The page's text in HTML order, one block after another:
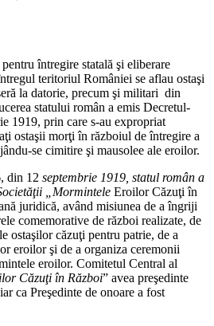
întregire statală şi eliberare
teritoriul României se aflau ostaşi
la datorie, precum şi militari din
statului român a emis Decretul-
1919, prin care s-au expropriat
ostaşii morţi în războiul de întregire a
se cimitire şi mausolee ale eroilor.
din 12 septembrie 1919, statul român a
„Mormintele Eroilor Căzuţi în
juridică, având misiunea de a îngriji
comemorative de război realizate, de
ostaşilor căzuţi pentru patrie, de a
eroilor şi de a organiza ceremonii
eroilor. Comitetul Central al
Căzuţi în Război” avea preşedinte
ca Preşedinte de onoare a fost